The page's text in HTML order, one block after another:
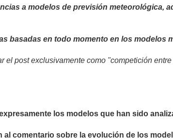
a modelos de previsión meteorológica,
basadas en todo momento en los modelos
el post exclusivamente como "competición
los modelos que han sido
al comentario sobre la evolución de los